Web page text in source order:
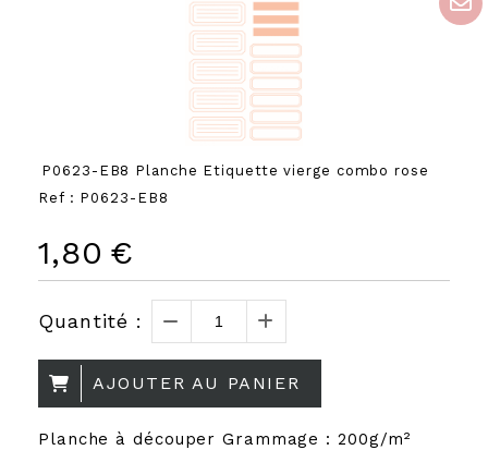
P0623-EB8 Planche Etiquette vierge combo rose
Ref : P0623-EB8
1,80 €
Quantité :
AJOUTER AU PANIER
Planche à découper Grammage : 200g/m²